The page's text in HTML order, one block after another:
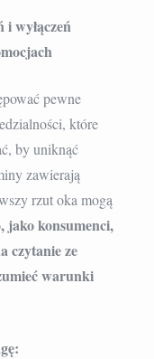
i wyłączeń
pewne
które
by uniknąć
zawierają
rzut oka mogą
jako konsumenci,
czytanie ze
warunki